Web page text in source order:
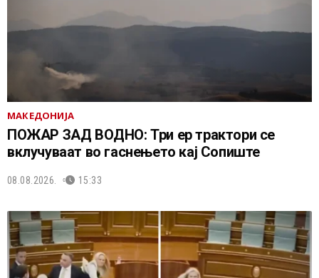
МАКЕДОНИЈА
ПОЖАР ЗАД ВОДНО: Три ер трактори се
вклучуваат во гаснењето кај Сопиште
08.08.2026. 15:33